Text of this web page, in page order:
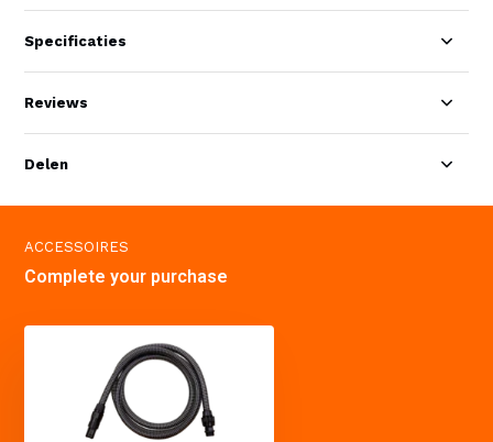
Specificaties
Reviews
Delen
ACCESSOIRES
Complete your purchase